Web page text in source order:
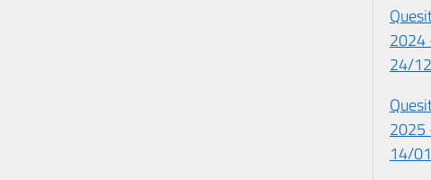
2024
24/
2025
14/